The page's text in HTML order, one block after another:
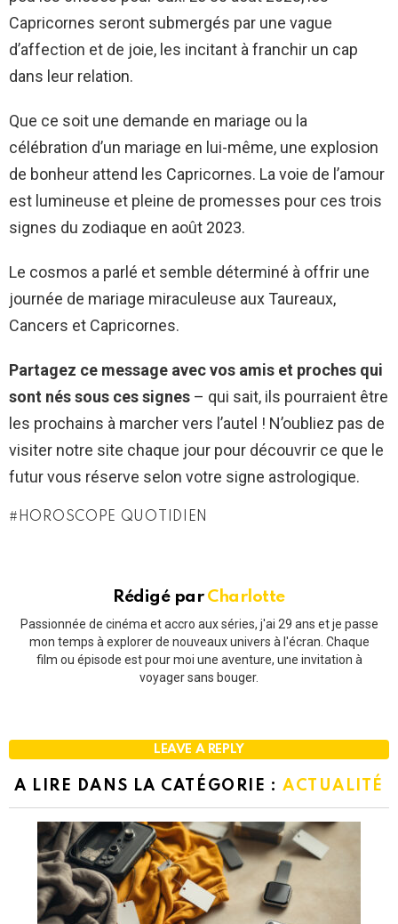
Capricornes seront submergés par une vague
d’affection et de joie, les incitant à franchir un cap
dans leur relation.
Que ce soit une demande en mariage ou la
célébration d’un mariage en lui-même, une explosion
de bonheur attend les Capricornes. La voie de l’amour
est lumineuse et pleine de promesses pour ces trois
signes du zodiaque en août 2023.
Le cosmos a parlé et semble déterminé à offrir une
journée de mariage miraculeuse aux Taureaux,
Cancers et Capricornes.
Partagez ce message avec vos amis et proches qui
sont nés sous ces signes – qui sait, ils pourraient être
les prochains à marcher vers l’autel ! N’oubliez pas de
visiter notre site chaque jour pour découvrir ce que le
futur vous réserve selon votre signe astrologique.
HOROSCOPE QUOTIDIEN
Rédigé par Charlotte
Passionnée de cinéma et accro aux séries, j'ai 29 ans et je passe
mon temps à explorer de nouveaux univers à l'écran. Chaque
film ou épisode est pour moi une aventure, une invitation à
voyager sans bouger.
LEAVE A REPLY
A LIRE DANS LA CATÉGORIE : ACTUALITÉ